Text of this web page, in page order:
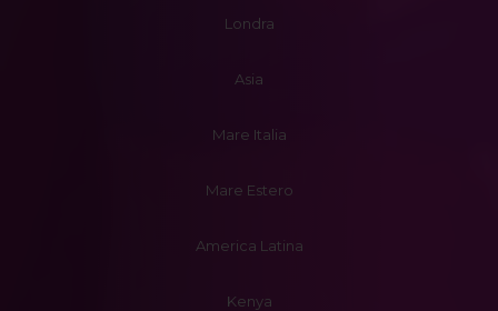
Londra
Asia
Mare Italia
Mare Estero
America Latina
Kenya